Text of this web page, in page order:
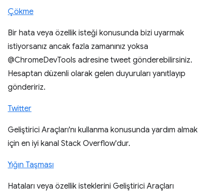
Çökme
Bir hata veya özellik isteği konusunda bizi uyarmak
istiyorsanız ancak fazla zamanınız yoksa
@ChromeDevTools adresine tweet gönderebilirsiniz.
Hesaptan düzenli olarak gelen duyuruları yanıtlayıp
göndeririz.
Twitter
Geliştirici Araçları'nı kullanma konusunda yardım almak
için en iyi kanal Stack Overflow'dur.
Yığın Taşması
Hataları veya özellik isteklerini Geliştirici Araçları